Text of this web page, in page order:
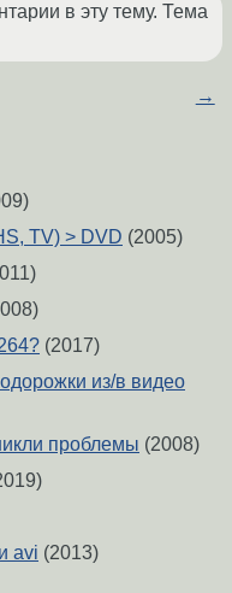
в эту тему. Тема
→
TV) > DVD (2005)
(2017)
из/в видео
проблемы (2008)
avi (2013)